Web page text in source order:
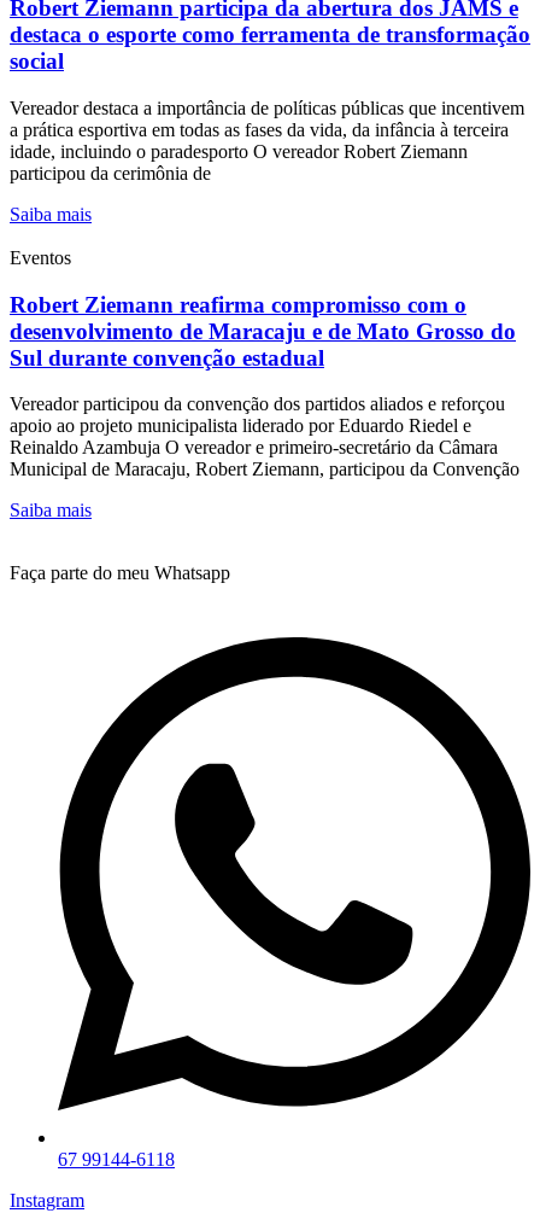
Robert Ziemann participa da abertura dos JAMS e
destaca o esporte como ferramenta de transformação
social
Vereador destaca a importância de políticas públicas que incentivem
a prática esportiva em todas as fases da vida, da infância à terceira
idade, incluindo o paradesporto O vereador Robert Ziemann
participou da cerimônia de
Saiba mais
Eventos
Robert Ziemann reafirma compromisso com o
desenvolvimento de Maracaju e de Mato Grosso do
Sul durante convenção estadual
Vereador participou da convenção dos partidos aliados e reforçou
apoio ao projeto municipalista liderado por Eduardo Riedel e
Reinaldo Azambuja O vereador e primeiro-secretário da Câmara
Municipal de Maracaju, Robert Ziemann, participou da Convenção
Saiba mais
Faça parte do meu Whatsapp
67 99144-6118
Instagram